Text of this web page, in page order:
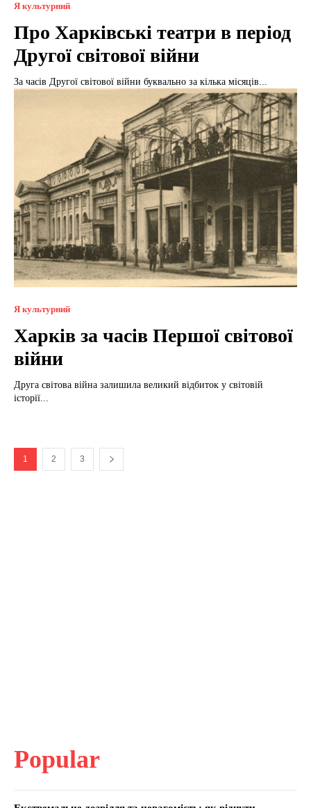
Я культурний
Про Харківські театри в період
Другої світової війни
За часів Другої світової війни буквально за кілька місяців...
Я культурний
Харків за часів Першої світової
війни
Друга світова війна залишила великий відбиток у світовій
історії...
1 2 3
Popular